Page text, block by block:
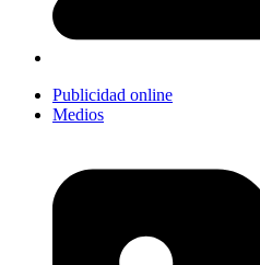
Publicidad online
Medios